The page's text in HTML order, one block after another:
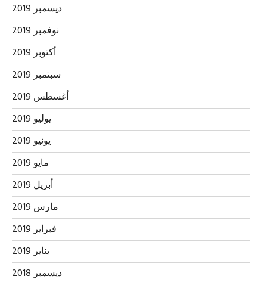
ديسمبر 2019
نوفمبر 2019
أكتوبر 2019
سبتمبر 2019
أغسطس 2019
يوليو 2019
يونيو 2019
مايو 2019
أبريل 2019
مارس 2019
فبراير 2019
يناير 2019
ديسمبر 2018